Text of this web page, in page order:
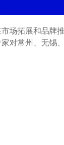
场拓展和品
常州、无锡